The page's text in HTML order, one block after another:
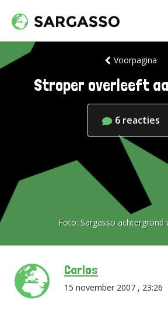
Voorpagina
Stroper overleeft
6 reacties
Foto: Sargasso achtergrond
Carlos
15 november 2007 , 23:26